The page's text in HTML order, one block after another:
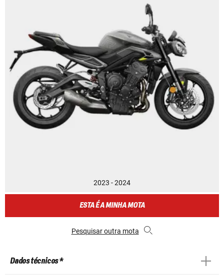
2023 - 2024
ESTA É A MINHA MOTA
Pesquisar outra mota
Dados técnicos *